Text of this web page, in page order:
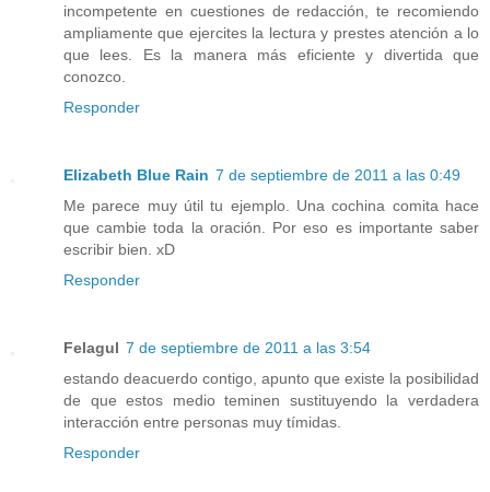
incompetente en cuestiones de redacción, te recomiendo
ampliamente que ejercites la lectura y prestes atención a lo
que lees. Es la manera más eficiente y divertida que
conozco.
Responder
Elizabeth Blue Rain 7 de septiembre de 2011 a las 0:49
Me parece muy útil tu ejemplo. Una cochina comita hace
que cambie toda la oración. Por eso es importante saber
escribir bien. xD
Responder
Felagul 7 de septiembre de 2011 a las 3:54
estando deacuerdo contigo, apunto que existe la posibilidad
de que estos medio teminen sustituyendo la verdadera
interacción entre personas muy tímidas.
Responder